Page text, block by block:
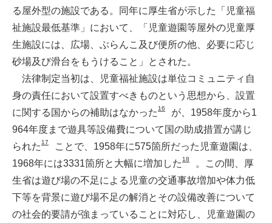
る屋外型の施設である。同年に厚生省が示した「児童福
祉施設最低基準」において、「児童遊園等屋外の児童厚
生施設には、広場、ぶらんこ及び便所の他、必要に応じ
砂場及び滑台をもうけること」とされた。
法律制定当初は、児童福祉施設は単位コミュニティ自
身の責任において設置すべきものという思想から、設置
に関する国からの補助はなかった 16
が、1958年度から1
964年度まで遊具等設備費について国の助成措置が講じ
られた 17
ことで、1958年に575箇所だった児童遊園は、
1968年には3331箇所と大幅に増加した 18
。この間、厚
生省は遊び場の不足による児童の交通事故増加や体力低
下等を背景に遊び場不足の解消とその設備改善について
の社会的要請が強まっていることに対応し、児童遊園の